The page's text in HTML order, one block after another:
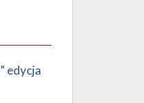
edycja